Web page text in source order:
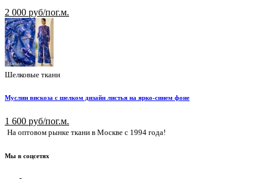
2 000 руб/пог.м.
Шелковые ткани
Муслин вискоза с шелком дизайн листья на ярко-синем фоне
1 600 руб/пог.м.
На оптовом рынке ткани в Москве с 1994 года!
Мы в соцсетях